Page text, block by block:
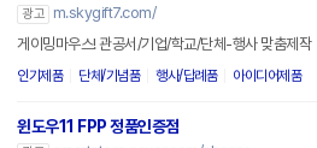
광고
m.skygift7.com/
게이밍마우스! 관공서/기업/학교/단체-행사 맞춤제작
인기제품 단체/기념품 행사/답례품 아이디어제품
윈도우11 FPP 정품인증점